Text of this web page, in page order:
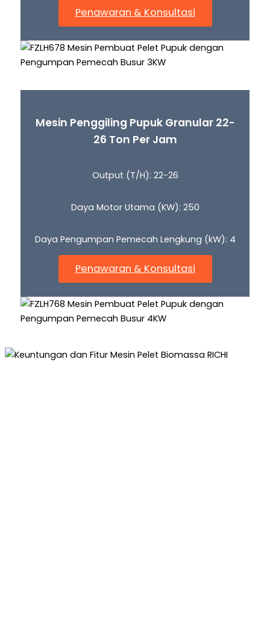
Penawaran & Konsultasi
Mesin Penggiling Pupuk Granular 22-
26 Ton Per Jam
Output (T/H): 22-26
Daya Motor Utama (KW): 250
Daya Pengumpan Pemecah Lengkung (kW): 4
Penawaran & Konsultasi